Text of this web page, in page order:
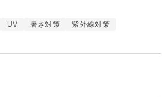
UV 暑さ対策
紫外線対策